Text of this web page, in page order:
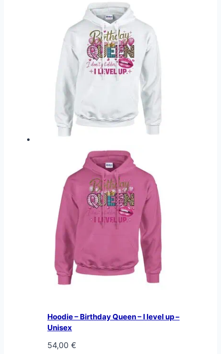
Hoodie – Birthday Queen – I level up –
Unisex
54,00 €